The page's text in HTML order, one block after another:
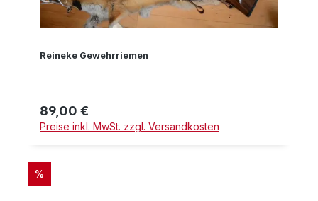
Reineke Gewehrriemen
Regulärer Preis:
89,00 €
Preise inkl. MwSt. zzgl. Versandkosten
RABATT
%